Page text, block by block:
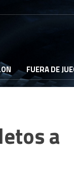
FUERA DE
a